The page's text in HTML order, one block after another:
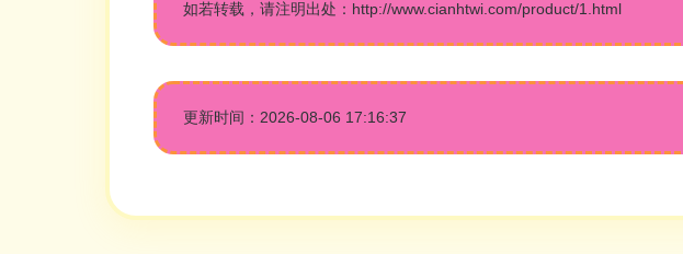
如若转载，请注明出处：http://www.cianhtwi.com/product/1.html
更新时间：2026-08-06 17:16:37